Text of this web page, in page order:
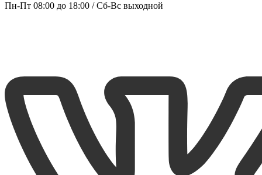
Пн-Пт 08:00 до 18:00 / Сб-Вс выходной